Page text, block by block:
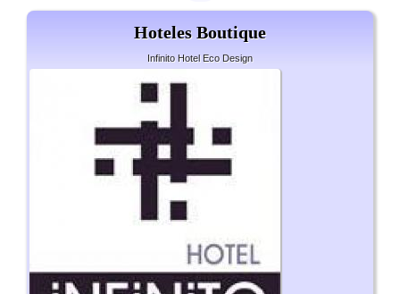
Hoteles Boutique
Infinito Hotel Eco Design